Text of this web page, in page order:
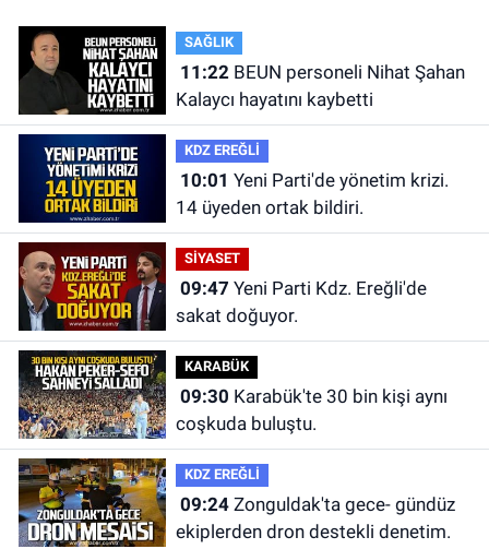
SAĞLIK
11:22BEUN personeli Nihat Şahan
Kalaycı hayatını kaybetti
KDZ EREĞLİ
10:01
14 üyeden ortak bildiri.
SİYASET
09:47
sakat doğuyor.
KARABÜK
09:30
coşkuda buluştu.
KDZ EREĞLİ
09:24Zonguldak'ta gece- gündüz
ekiplerden dron destekli denetim.